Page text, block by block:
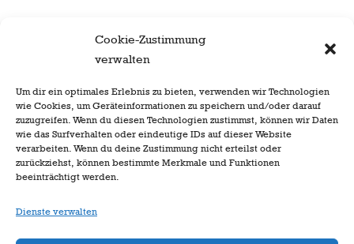
Cookie-Zustimmung
verwalten
Um dir ein optimales Erlebnis zu bieten, verwenden wir Technologien
wie Cookies, um Geräteinformationen zu speichern und/oder darauf
zuzugreifen. Wenn du diesen Technologien zustimmst, können wir Daten
wie das Surfverhalten oder eindeutige IDs auf dieser Website
verarbeiten. Wenn du deine Zustimmung nicht erteilst oder
zurückziehst, können bestimmte Merkmale und Funktionen
beeinträchtigt werden.
Dienste verwalten